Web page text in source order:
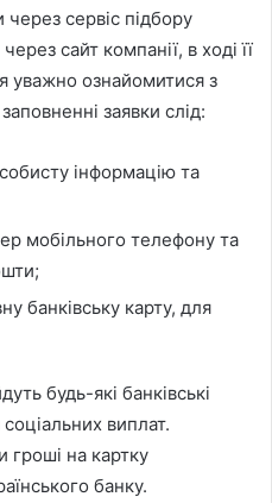
сервіс підбору
сайт компанії, в ході її
уважно ознайомитися з
заявки слід:
інформацію та
мобільного телефону та
банківську карту, для
будь-які банківські
виплат.
на картку
банку.